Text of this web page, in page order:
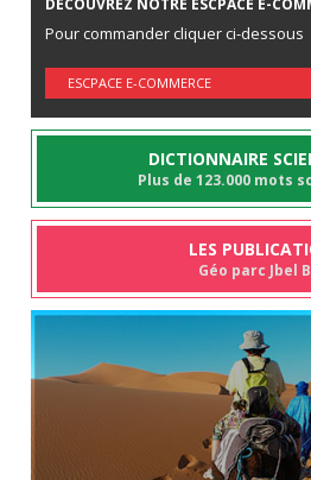
DÉCOUVREZ NOTRE ESCPACE E-
Pour commander cliquer ci-dessous
ESCPACE E-COMMERCE
DICTIONNAIRE
Plus de 123.000 mots
LES
Géo parc Jbel